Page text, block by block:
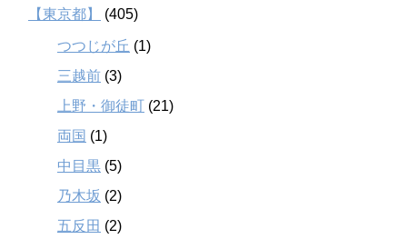
【東京都】
(405)
つつじが丘 (1)
三越前 (3)
上野・御徒町 (21)
両国 (1)
中目黒 (5)
乃木坂 (2)
五反田 (2)